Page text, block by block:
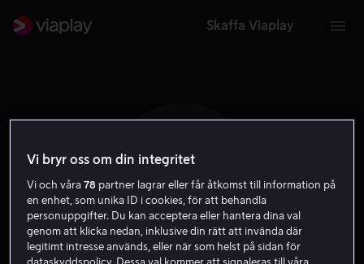
Skaffa Viaplay
J T
Vi bryr oss om din integritet
Vi och våra78 partner lagrar eller får åtkomst till information på
en enhet, som unika ID i cookies, för att behandla
personuppgifter. Du kan acceptera eller hantera dina val
genom att klicka nedan, inklusive din rätt att invända där
legitimt intresse används, eller när som helst på sidan för